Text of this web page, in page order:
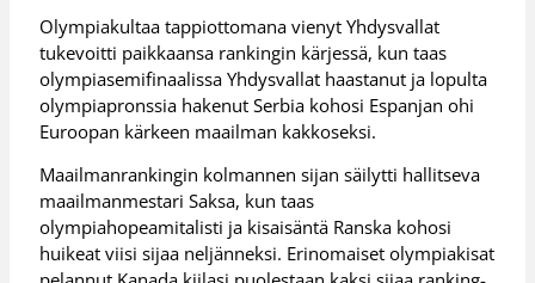
Olympiakultaa tappiottomana vienyt Yhdysvallat
tukevoitti paikkaansa rankingin kärjessä, kun taas
olympiasemifinaalissa Yhdysvallat haastanut ja lopulta
olympiapronssia hakenut Serbia kohosi Espanjan ohi
Euroopan kärkeen maailman kakkoseksi.
Maailmanrankingin kolmannen sijan säilytti hallitseva
maailmanmestari Saksa, kun taas
olympiahopeamitalisti ja kisaisäntä Ranska kohosi
huikeat viisi sijaa neljänneksi. Erinomaiset olympiakisat